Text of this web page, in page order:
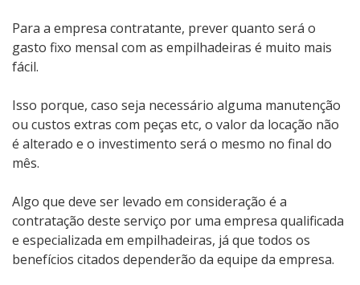
Para a empresa contratante, prever quanto será o
gasto fixo mensal com as empilhadeiras é muito mais
fácil.
Isso porque, caso seja necessário alguma manutenção
ou custos extras com peças etc, o valor da locação não
é alterado e o investimento será o mesmo no final do
mês.
Algo que deve ser levado em consideração é a
contratação deste serviço por uma empresa qualificada
e especializada em empilhadeiras, já que todos os
benefícios citados dependerão da equipe da empresa.